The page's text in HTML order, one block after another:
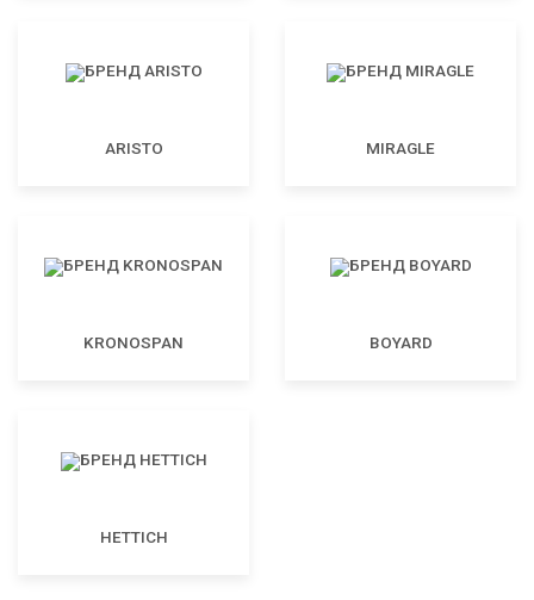
ARISTO MIRAGLE
KRONOSPAN BOYARD
HETTICH